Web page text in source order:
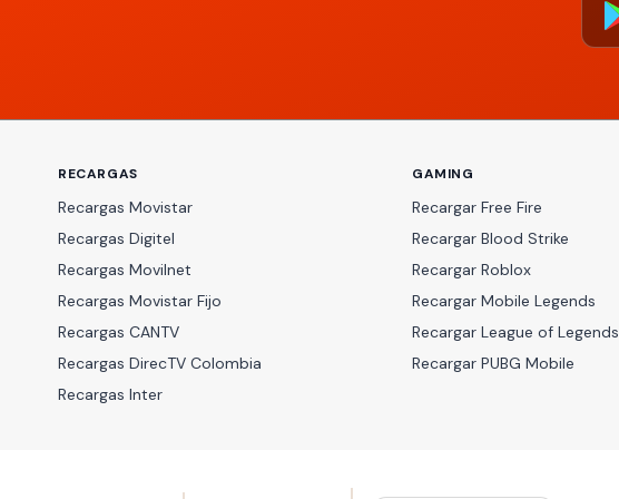
RECARGAS
Recargas Movistar
Recargas Digitel
Recargas Movilnet
Recargas Movistar Fijo
Recargas CANTV
Recargas DirecTV Colombia
Recargas Inter
GAMING
Recargar Free Fire
Recargar Blood Strike
Recargar Roblox
Recargar Mobile Legends
Recargar League of Legends
Recargar PUBG Mobile